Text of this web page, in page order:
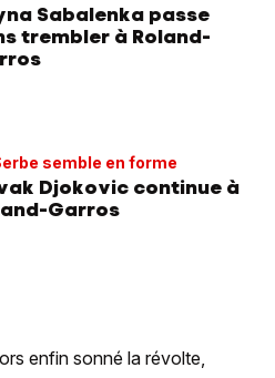
Sabalenka passe
trembler à Roland-
semble en forme
Djokovic continue à
Garros
enfin sonné la révolte,